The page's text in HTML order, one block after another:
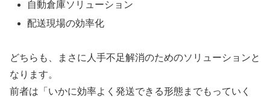
自動倉庫ソリューション
配送現場の効率化
どちらも、まさに人手不足解消のためのソリューションと
なります。
前者は「いかに効率よく発送できる形態までもっていく